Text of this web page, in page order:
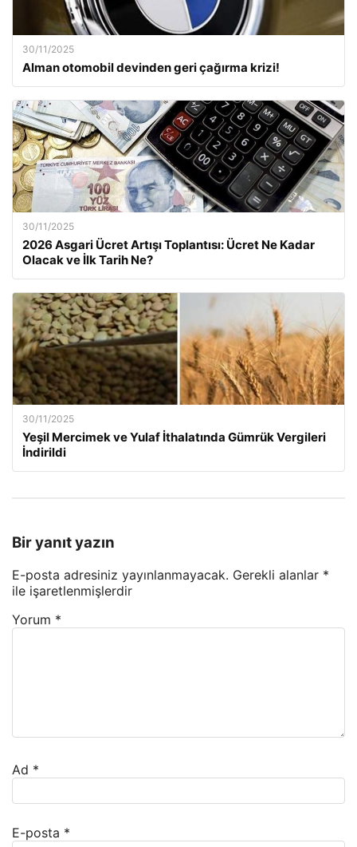
30/11/2025
Alman otomobil devinden geri çağırma krizi!
30/11/2025
2026 Asgari Ücret Artışı Toplantısı: Ücret Ne Kadar
Olacak ve İlk Tarih Ne?
30/11/2025
Yeşil Mercimek ve Yulaf İthalatında Gümrük Vergileri
İndirildi
Bir yanıt yazın
E-posta adresiniz yayınlanmayacak. Gerekli alanlar *
ile işaretlenmişlerdir
Yorum *
Ad *
E-posta *